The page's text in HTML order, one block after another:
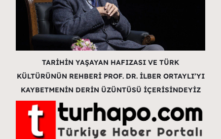
TARİHİN YAŞAYAN HAFIZASI VE TÜRK
KÜLTÜRÜNÜN REHBERİ PROF. DR. İLBER ORTAYLI’YI
KAYBETMENİN DERİN ÜZÜNTÜSÜ İÇERİSİNDEYİZ